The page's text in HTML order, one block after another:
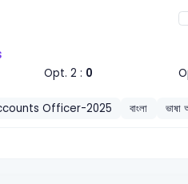
Opt. 2 : 0
Officer-2025 বাংলা ভাষা